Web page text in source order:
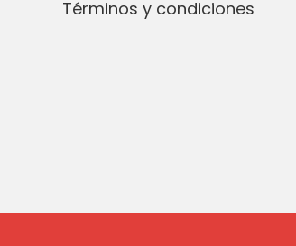
Términos y condiciones